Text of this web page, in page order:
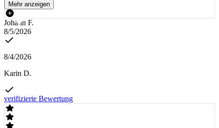
Mehr anzeigen
Johann F.
8/5/2026
8/4/2026
Karin D.
verifizierte Bewertung